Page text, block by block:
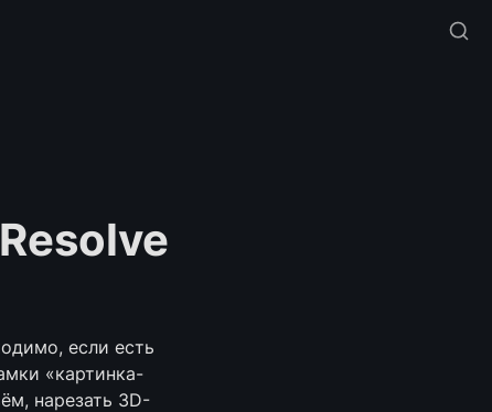
если есть
«картинка-
нарезать 3D-